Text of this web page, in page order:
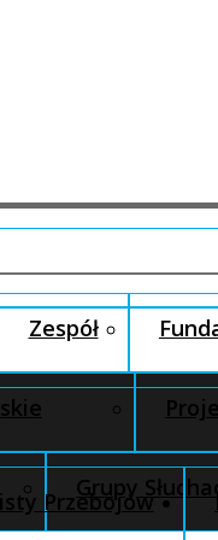
Zespół
Grupy
Przebojów